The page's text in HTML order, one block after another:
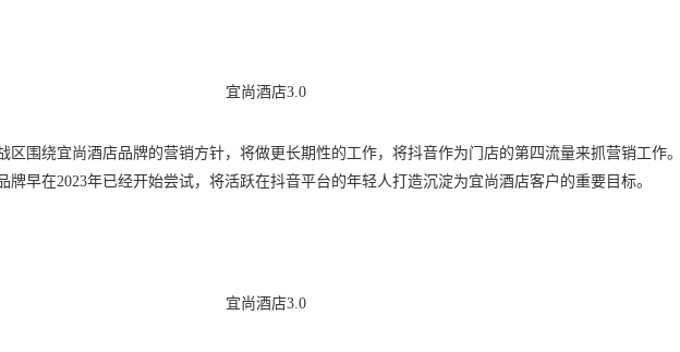
宜尚酒店3.0
区围绕宜尚酒店品牌的营销方针，将做更长期性的工作，将抖音作为门店的第四流量来抓营销工作
牌早在2023年已经开始尝试，将活跃在抖音平台的年轻人打造沉淀为宜尚酒店客户的重要目标。
宜尚酒店3.0